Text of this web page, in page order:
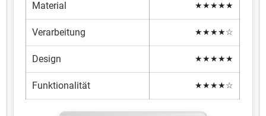
Material ★★★★★
Verarbeitung ★★★★☆
Design ★★★★★
Funktionalität ★★★★☆